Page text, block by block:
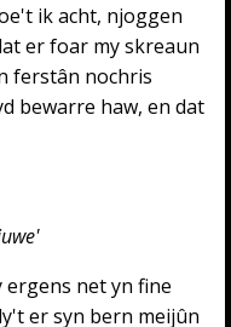
ik acht, njoggen
er foar my skreaun
ferstân nochris
bewarre haw, en dat
ergens net yn fine
er syn bern meijûn